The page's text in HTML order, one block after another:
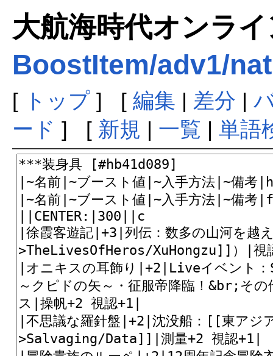
大航海時代オンラ
BoostItem/adv1/
[ トップ] [ 編集 | 差分 |
ード ] [ 新規 | 一覧 | 単語